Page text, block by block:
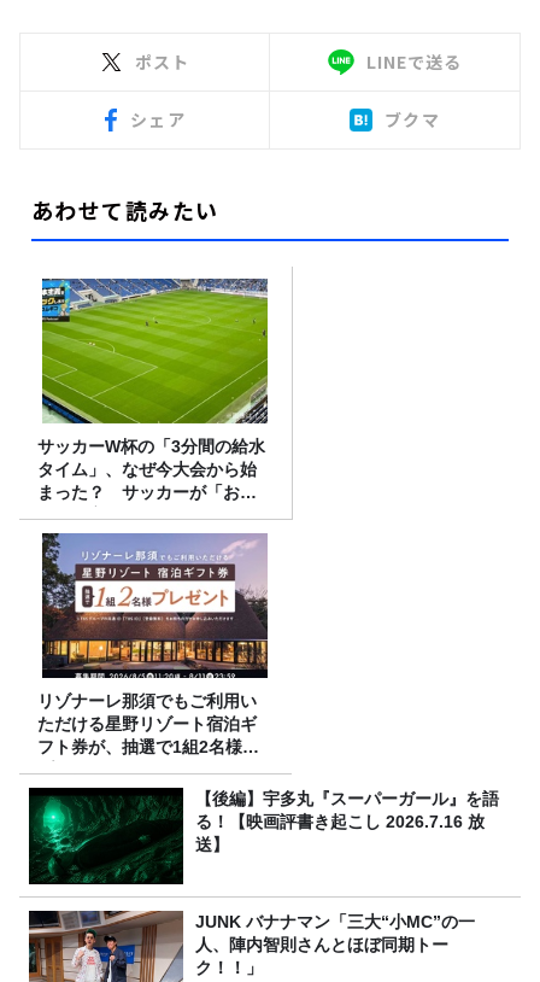
ポスト LINEで送る
シェア ブクマ
あわせて読みたい
サッカーW杯の「3分間の給水
タイム」、なぜ今大会から始
まった？ サッカーが「お
金」に変わる仕組み
リゾナーレ那須でもご利用い
ただける星野リゾート宿泊ギ
フト券が、抽選で1組2名様に
プレゼント！
【後編】宇多丸『スーパーガール』を語
る！【映画評書き起こし 2026.7.16 放
送】
JUNK バナナマン「三大“小MC”の一
人、陣内智則さんとほぼ同期トー
ク！！」